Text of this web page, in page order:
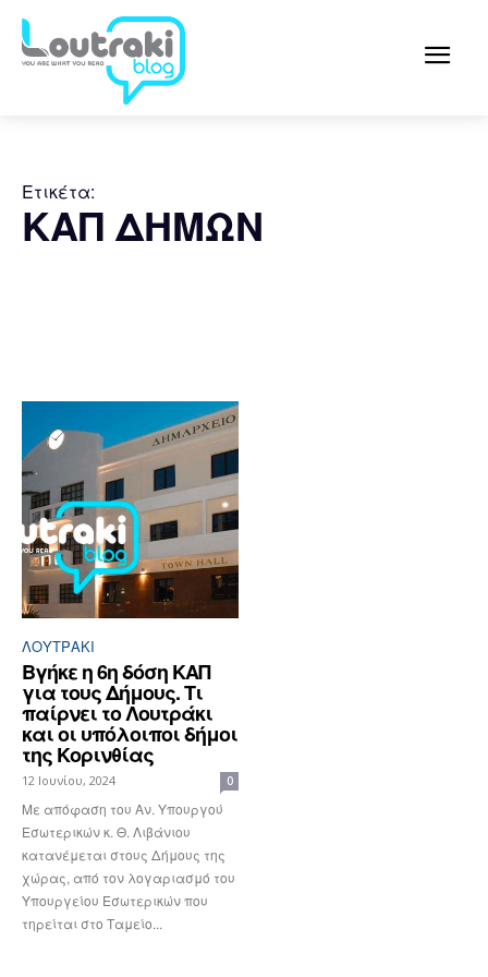
Ετικέτα:
ΚΑΠ ΔΗΜΩΝ
ΛΟΥΤΡΆΚΙ
Βγήκε η 6η δόση ΚΑΠ
για τους Δήμους. Τι
παίρνει το Λουτράκι
και οι υπόλοιποι δήμοι
της Κορινθίας
12 Ιουνίου, 2024 0
Με απόφαση του Αν. Υπουργού
Εσωτερικών κ. Θ. Λιβάνιου
κατανέμεται στους Δήμους της
χώρας, από τον λογαριασμό του
Υπουργείου Εσωτερικών που
τηρείται στο Ταμείο...